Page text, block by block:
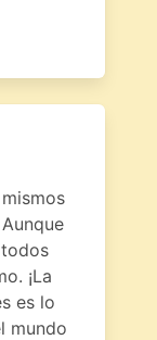
¡La
es lo
mundo